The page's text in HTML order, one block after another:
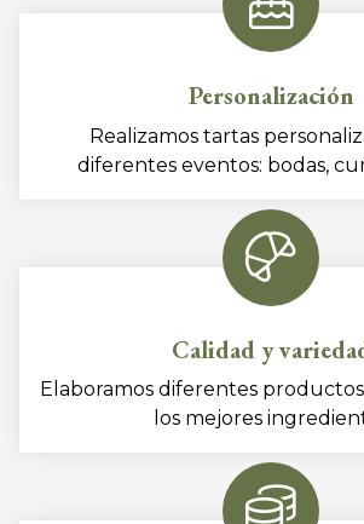
Personalización
Realizamos tartas
diferentes eventos: bodas,
Calidad y
Elaboramos diferentes
los mejores